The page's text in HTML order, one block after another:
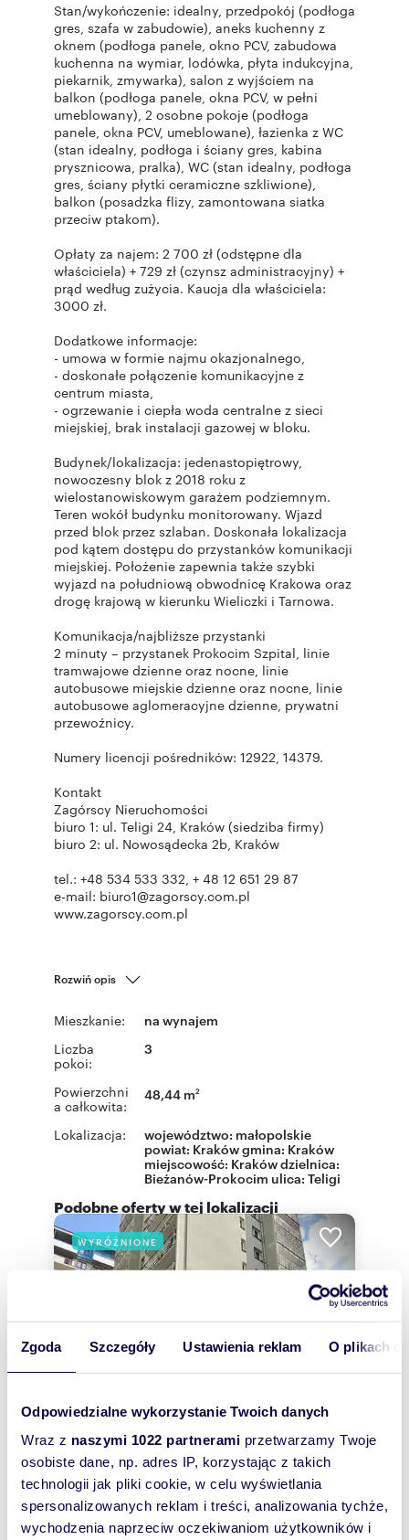
Zgoda Szczegóły Ustawienia reklam O plikach
Odpowiedzialne wykorzystanie Twoich danych
Wraz z naszymi 1022 partnerami przetwarzamy Twoje
osobiste dane, np. adres IP, korzystając z takich
technologii jak pliki cookie, w celu wyświetlania
spersonalizowanych reklam i treści, analizowania tychże,
wychodzenia naprzeciw oczekiwaniom użytkowników i
Stan/wykończenie: idealny, przedpokój (podłoga
gres, szafa w zabudowie), aneks kuchenny z
oknem (podłoga panele, okno PCV, zabudowa
kuchenna na wymiar, lodówka, płyta indukcyjna,
piekarnik, zmywarka), salon z wyjściem na
balkon (podłoga panele, okna PCV, w pełni
umeblowany), 2 osobne pokoje (podłoga
panele, okna PCV, umeblowane), łazienka z WC
(stan idealny, podłoga i ściany gres, kabina
prysznicowa, pralka), WC (stan idealny, podłoga
gres, ściany płytki ceramiczne szkliwione),
balkon (posadzka flizy, zamontowana siatka
przeciw ptakom).
Opłaty za najem: 2 700 zł (odstępne dla
właściciela) + 729 zł (czynsz administracyjny) +
prąd według zużycia. Kaucja dla właściciela:
3000 zł.
Dodatkowe informacje:
- umowa w formie najmu okazjonalnego,
- doskonałe połączenie komunikacyjne z
centrum miasta,
- ogrzewanie i ciepła woda centralne z sieci
miejskiej, brak instalacji gazowej w bloku.
Budynek/lokalizacja: jedenastopiętrowy,
nowoczesny blok z 2018 roku z
wielostanowiskowym garażem podziemnym.
Teren wokół budynku monitorowany. Wjazd
przed blok przez szlaban. Doskonała lokalizacja
pod kątem dostępu do przystanków komunikacji
miejskiej. Położenie zapewnia także szybki
wyjazd na południową obwodnicę Krakowa oraz
drogę krajową w kierunku Wieliczki i Tarnowa.
Komunikacja/najbliższe przystanki
2 minuty – przystanek Prokocim Szpital, linie
tramwajowe dzienne oraz nocne, linie
autobusowe miejskie dzienne oraz nocne, linie
autobusowe aglomeracyjne dzienne, prywatni
przewoźnicy.
Numery licencji pośredników: 12922, 14379.
Kontakt
Zagórscy Nieruchomości
biuro 1: ul. Teligi 24, Kraków (siedziba firmy)
biuro 2: ul. Nowosądecka 2b, Kraków
tel.: +48 534 533 332, + 48 12 651 29 87
e-mail: biuro1@zagorscy.com.pl
www.zagorscy.com.pl
Rozwiń opis
Mieszkanie: na wynajem
Liczba
pokoi:
3
Powierzchni
a całkowita:
48,44 m2
Lokalizacja: województwo: małopolskie
powiat: Krakówgmina: Kraków
miejscowość: Krakówdzielnica:
Bieżanów-Prokocim ulica: Teligi
Podobne oferty w tej lokalizacji
WYRÓŻNIONE
48,01 m zł/m
Polecam widokowe 3-pokojowe